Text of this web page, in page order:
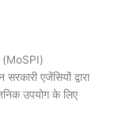
(MoSPI)
एजेंसियों द्वारा
उपयोग के लिए